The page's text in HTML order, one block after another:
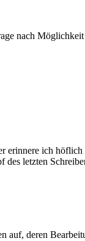
nach
erinnere ich
letzten
auf, deren